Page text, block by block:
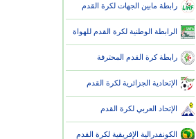
رابطة مابين الجهات لكرة القدم
الرابطة الوطنية لكرة القدم للهواة
رابطة كرة القدم المحترفة
الإتحادية الجزائرية لكرة القدم
الإتحاد العربي لكرة القدم
الكونفدرالية الإفريقية لكرة القدم